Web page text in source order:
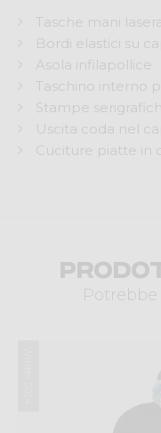
Tasche mani
Bordi elastici su
Asola infilapollice
Taschino interno
Stampe
Uscita coda nel
Cuciture piatte in
Potrebbe